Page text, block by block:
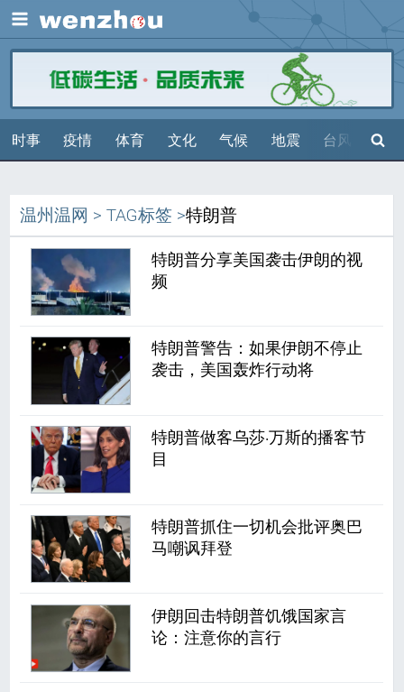
展开
时事 疫情 体育 文化 气候 地震 台风 天气
搜索
温州温网 >TAG标签 >特朗普
特朗普分享美国袭击伊朗的视
频
特朗普警告：如果伊朗不停止
袭击，美国轰炸行动将
特朗普做客乌莎·万斯的播客节
目
特朗普抓住一切机会批评奥巴
马嘲讽拜登
伊朗回击特朗普饥饿国家言
论：注意你的言行